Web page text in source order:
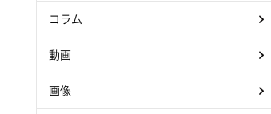
コラム
動画
画像